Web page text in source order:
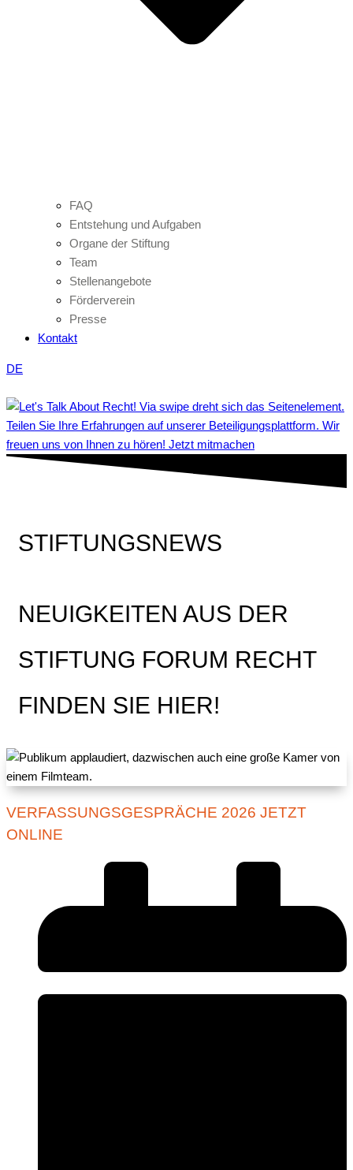
FAQ
Entstehung und Aufgaben
Organe der Stiftung
Team
Stellenangebote
Förderverein
Presse
Kontakt
DE
Teilen Sie Ihre Erfahrungen auf unserer Beteiligungsplattform. Wir
freuen uns von Ihnen zu hören! Jetzt mitmachen
STIFTUNGSNEWS
NEUIGKEITEN AUS DER
STIFTUNG FORUM RECHT
FINDEN SIE HIER!
VERFASSUNGSGESPRÄCHE 2026 JETZT
ONLINE